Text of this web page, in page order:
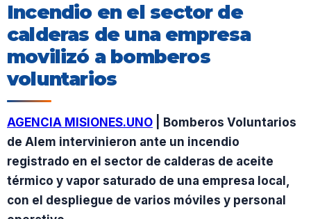
Incendio en el sector de
calderas de una empresa
movilizó a bomberos
voluntarios
AGENCIA MISIONES.UNO | Bomberos Voluntarios
de Alem intervinieron ante un incendio
registrado en el sector de calderas de aceite
térmico y vapor saturado de una empresa local,
con el despliegue de varios móviles y personal